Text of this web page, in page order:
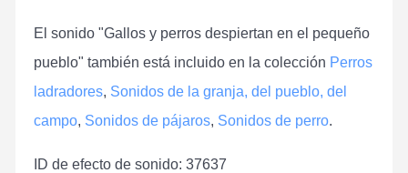
El sonido "Gallos y perros despiertan en el pequeño
pueblo" también está incluido en la colección Perros
ladradores, Sonidos de la granja, del pueblo, del
campo, Sonidos de pájaros, Sonidos de perro.
ID de efecto de sonido: 37637